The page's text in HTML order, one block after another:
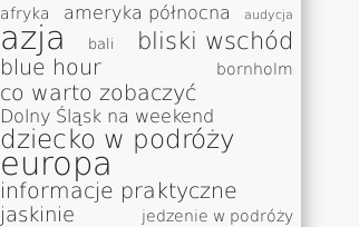
afryka ameryka północna audycja
azja bali bliski wschód
blue hour bornholm
co warto zobaczyć
Dolny Śląsk na weekend
dziecko w podróży
europa
informacje praktyczne
jaskinie
jedzenie w podróży